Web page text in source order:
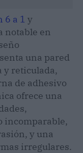
6 a 1 y
notable en
una pared
y reticulada,
de adhesivo
ofrece una
incomparable,
y una
irregulares.